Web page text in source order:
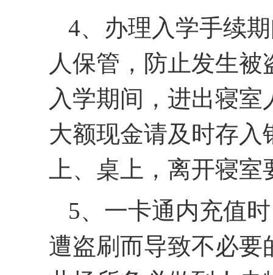
4、办理入学手续
人保管，防止发生
入学期间，进出寝
大额现金请及时存
上、桌上，离开寝
5、一卡通内充值
遭盗刷而导致不必